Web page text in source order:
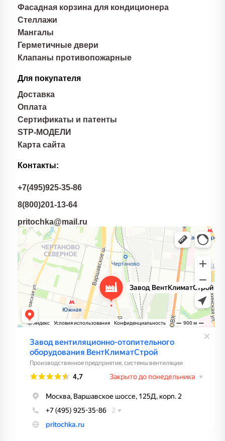
Фасадная корзина для кондиционера
Стеллажи
Мангалы
Герметичные двери
Клапаны противопожарные
Для покупателя
Доставка
Оплата
Сертификаты и патенты
STP-МОДЕЛИ
Карта сайта
Контакты:
+7(495)925-35-86
8(800)201-13-64
pritochka@mail.ru
Завод вентиляционно-отопительного оборудования
ВентКлиматСтрой
Производственное предприятие в Москве
Системы вентиляции в Москве